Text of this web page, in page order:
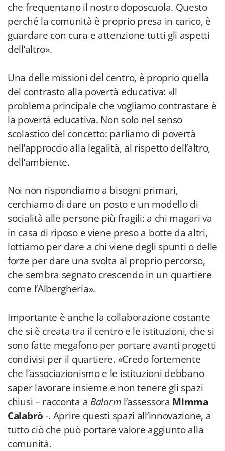
che frequentano il nostro doposcuola. Questo
perché la comunità è proprio presa in carico, è
guardare con cura e attenzione tutti gli aspetti
dell’altro».
Una delle missioni del centro, è proprio quella
del contrasto alla povertà educativa: «Il
problema principale che vogliamo contrastare è
la povertà educativa. Non solo nel senso
scolastico del concetto: parliamo di povertà
nell’approccio alla legalità, al rispetto dell’altro,
dell’ambiente.
Noi non rispondiamo a bisogni primari,
cerchiamo di dare un posto e un modello di
socialità alle persone più fragili: a chi magari va
in casa di riposo e viene preso a botte da altri,
lottiamo per dare a chi viene degli spunti o delle
forze per dare una svolta al proprio percorso,
che sembra segnato crescendo in un quartiere
come l’Albergheria».
Importante è anche la collaborazione costante
che si è creata tra il centro e le istituzioni, che si
sono fatte megafono per portare avanti progetti
condivisi per il quartiere. «Credo fortemente
che l’associazionismo e le istituzioni debbano
saper lavorare insieme e non tenere gli spazi
chiusi – racconta a Balarm l’assessora Mimma
Calabrò -. Aprire questi spazi all’innovazione, a
tutto ciò che può portare valore aggiunto alla
comunità.